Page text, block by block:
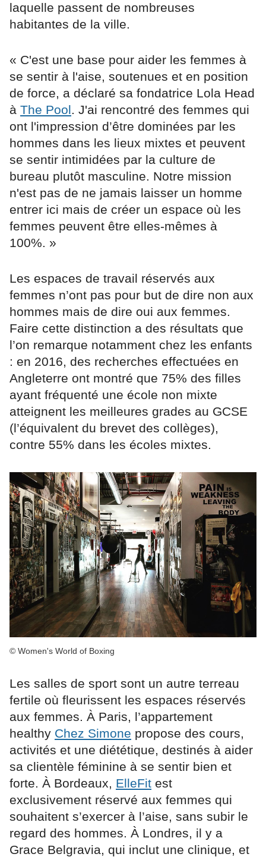
laquelle passent de nombreuses
habitantes de la ville.
« C'est une base pour aider les femmes à
se sentir à l'aise, soutenues et en position
de force, a déclaré sa fondatrice Lola Head
à The Pool. J'ai rencontré des femmes qui
ont l'impression d’être dominées par les
hommes dans les lieux mixtes et peuvent
se sentir intimidées par la culture de
bureau plutôt masculine. Notre mission
n'est pas de ne jamais laisser un homme
entrer ici mais de créer un espace où les
femmes peuvent être elles-mêmes à
100%. »
Les espaces de travail réservés aux
femmes n’ont pas pour but de dire non aux
hommes mais de dire oui aux femmes.
Faire cette distinction a des résultats que
l’on remarque notamment chez les enfants
: en 2016, des recherches effectuées en
Angleterre ont montré que 75% des filles
ayant fréquenté une école non mixte
atteignent les meilleures grades au GCSE
(l’équivalent du brevet des collèges),
contre 55% dans les écoles mixtes.
© Women's World of Boxing
Les salles de sport sont un autre terreau
fertile où fleurissent les espaces réservés
aux femmes. À Paris, l’appartement
healthy Chez Simone propose des cours,
activités et une diététique, destinés à aider
sa clientèle féminine à se sentir bien et
forte. À Bordeaux, ElleFit est
exclusivement réservé aux femmes qui
souhaitent s’exercer à l’aise, sans subir le
regard des hommes. À Londres, il y a
Grace Belgravia, qui inclut une clinique, et